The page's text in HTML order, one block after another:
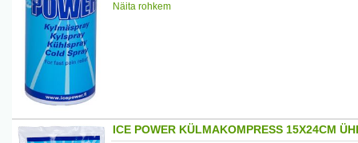
Maaletooja: Fysioline Estonia OÜ, Tartu mnt. 2, 10145
Näita rohkem
ICE POWER KÜLMAKOMPRESS 15X24CM